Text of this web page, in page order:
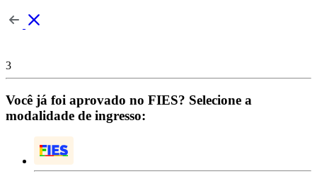
3
Você já foi aprovado no FIES? Selecione a
modalidade de ingresso: